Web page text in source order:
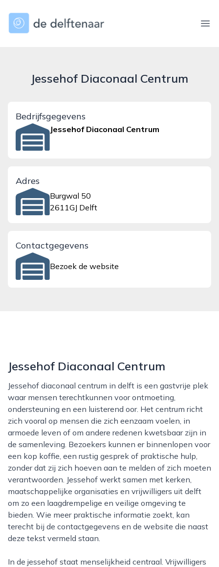
dedelftenaar.nl
Jessehof Diaconaal Centrum
Bedrijfsgegevens
Jessehof Diaconaal Centrum
Adres
Burgwal 50
2611GJ Delft
Contactgegevens
Bezoek de website
Jessehof Diaconaal Centrum
Jessehof diaconaal centrum in delft is een gastvrije plek
waar mensen terechtkunnen voor ontmoeting,
ondersteuning en een luisterend oor. Het centrum richt
zich vooral op mensen die zich eenzaam voelen, in
armoede leven of om andere redenen kwetsbaar zijn in
de samenleving. Bezoekers kunnen er binnenlopen voor
een kop koffie, een rustig gesprek of praktische hulp,
zonder dat zij zich hoeven aan te melden of zich moeten
verantwoorden. Jessehof werkt samen met kerken,
maatschappelijke organisaties en vrijwilligers uit delft
om zo een laagdrempelige en veilige omgeving te
bieden. Wie meer praktische informatie zoekt, kan
terecht bij de contactgegevens en de website die naast
deze tekst vermeld staan.
In de jessehof staat menselijkheid centraal. Vrijwilligers